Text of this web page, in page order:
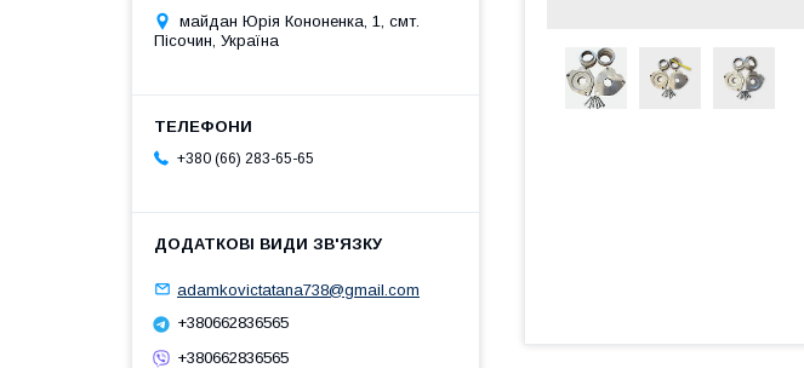
майдан Юрія Кононенка, 1, смт.
Пісочин, Україна
+380 (66) 283-65-65
adamkovictatana738@gmail.com
+380662836565
+380662836565